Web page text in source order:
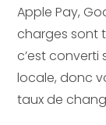
Apple Pay,
charges sont
c’est
locale, donc
taux de